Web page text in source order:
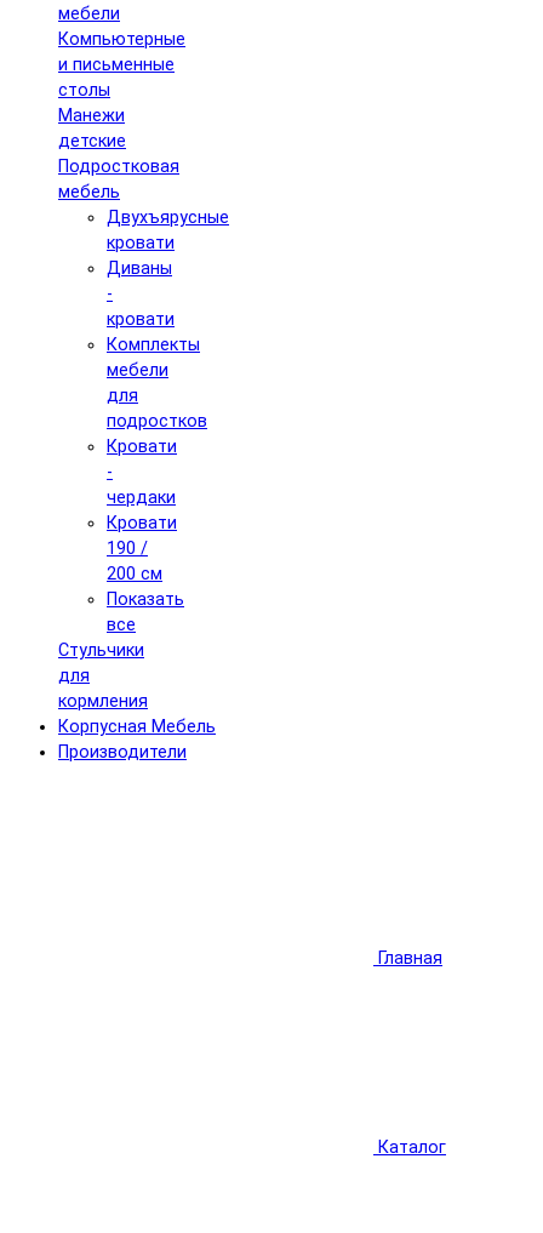
мебели
Компьютерные
и письменные
столы
Манежи
детские
Подростковая
мебель
Двухъярусные
кровати
Диваны
-
кровати
Комплекты
мебели
для
подростков
Кровати
-
чердаки
Кровати
190 /
200 см
Показать
все
Стульчики
для
кормления
Корпусная Мебель
Производители
Главная
Каталог